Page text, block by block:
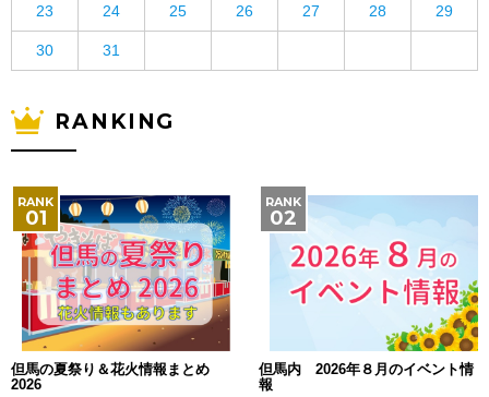
23 24 25 26 27 28 29
30 31
RANKING
但馬の夏祭り＆花火情報まとめ
2026
但馬内 2026年８月のイベント情
報